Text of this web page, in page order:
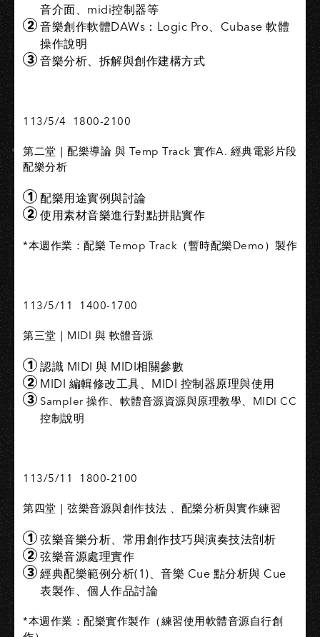
音介面、midi控制器等
音樂創作軟體DAWs：Logic Pro、Cubase 軟體
操作說明
音樂分析、拆解與創作建構方式
113/5/4 1800-2100
第二堂｜配樂導論 與 Temp Track 實作A. 經典電影片段
配樂分析
配樂用途實例與討論
使用素材音樂進行對點拼貼實作
*本週作業：配樂 Temop Track（暫時配樂Demo）製作
113/5/11 1400-1700
第三堂｜MIDI 與 軟體音源
認識 MIDI 與 MIDI相關參數
MIDI 編輯修改工具、MIDI 控制器原理與使用
Sampler 操作、軟體音源資源與原理教學、MIDI CC
控制說明
113/5/11 1800-2100
第四堂｜弦樂音源與創作技法 、配樂分析與實作練習
弦樂音樂分析、常用創作技巧與演奏技法剖析
弦樂音源處理實作
經典配樂範例分析(1)、音樂 Cue 點分析與 Cue
表製作、個人作品討論
*本週作業：配樂實作製作（練習使用軟體音源自行創